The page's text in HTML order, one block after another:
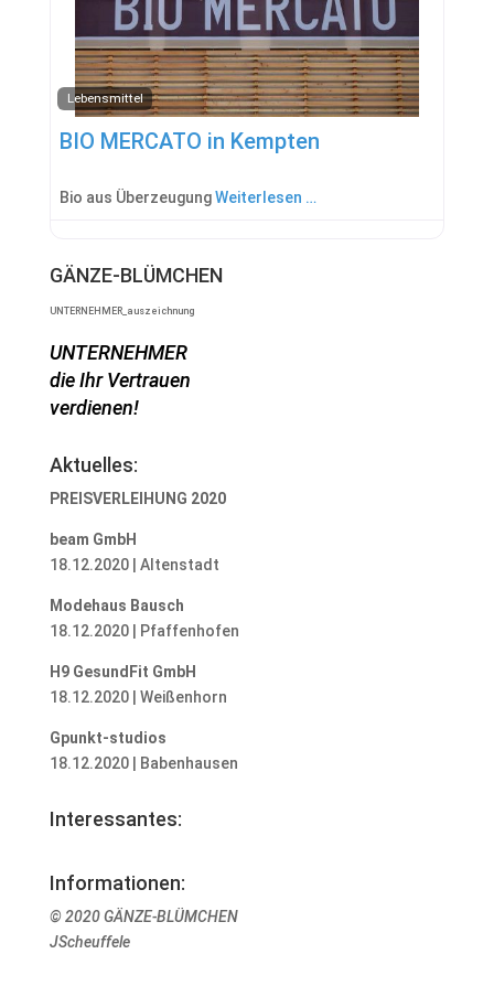
Lebensmittel
BIO MERCATO in Kempten
Bio aus ÜberzeugungWeiterlesen …
GÄNZE-BLÜMCHEN
UNTERNEHMER_auszeichnung
UNTERNEHMER
die Ihr Vertrauen
verdienen!
Aktuelles:
PREISVERLEIHUNG 2020
beam GmbH
18.12.2020 | Altenstadt
Modehaus Bausch
18.12.2020 | Pfaffenhofen
H9 GesundFit GmbH
18.12.2020 | Weißenhorn
Gpunkt-studios
18.12.2020 | Babenhausen
Interessantes:
Informationen:
© 2020 GÄNZE-BLÜMCHEN
JScheuffele